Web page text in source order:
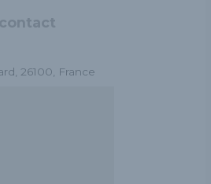
26100, France